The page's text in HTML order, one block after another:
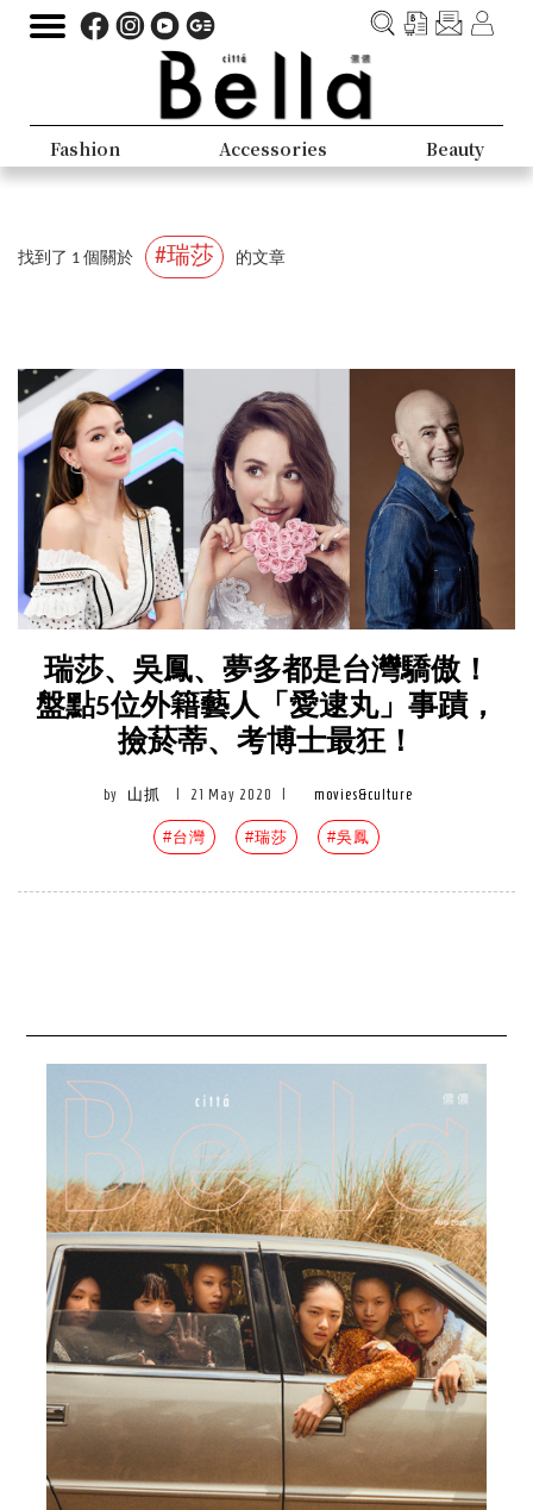
Fashion Accessories Beauty
找到了 1 個關於 #瑞莎 的文章
瑞莎、吳鳳、夢多都是台灣驕傲！
盤點5位外籍藝人「愛逮丸」事蹟，
撿菸蒂、考博士最狂！
by 山抓 21 May 2020 movies&culture
#台灣 #瑞莎 #吳鳳